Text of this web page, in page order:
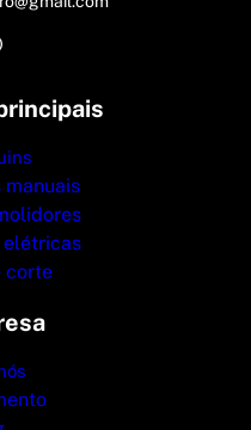
manuais
elétricas
corte